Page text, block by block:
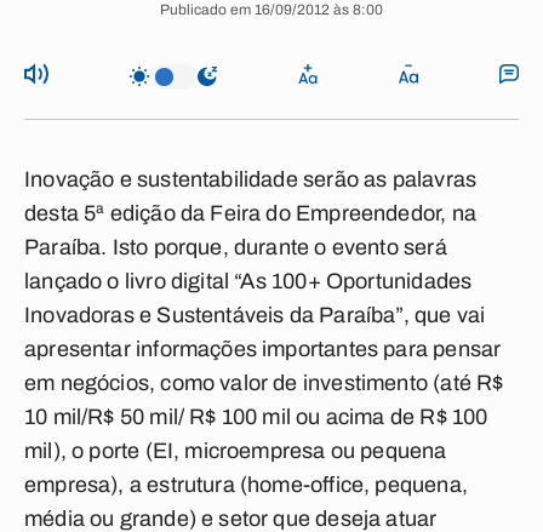
Publicado em 16/09/2012 às 8:00
Inovação e sustentabilidade serão as palavras
desta 5ª edição da Feira do Empreendedor, na
Paraíba. Isto porque, durante o evento será
lançado o livro digital “As 100+ Oportunidades
Inovadoras e Sustentáveis da Paraíba”, que vai
apresentar informações importantes para pensar
em negócios, como valor de investimento (até R$
10 mil/R$ 50 mil/ R$ 100 mil ou acima de R$ 100
mil), o porte (EI, microempresa ou pequena
empresa), a estrutura (home-office, pequena,
média ou grande) e setor que deseja atuar